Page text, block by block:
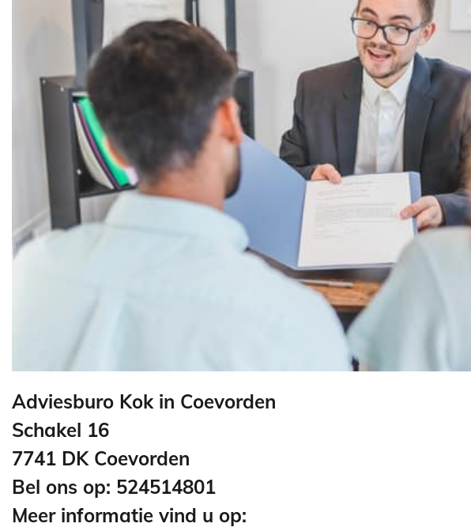
Adviesburo Kok in Coevorden
Schakel 16
7741 DK Coevorden
Bel ons op: 524514801
Meer informatie vind u op: